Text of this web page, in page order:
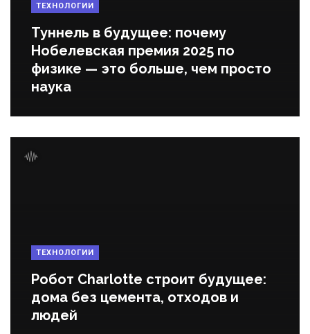
ТЕХНОЛОГИИ
Туннель в будущее: почему
Нобелевская премия 2025 по
физике — это больше, чем просто
наука
ТЕХНОЛОГИИ
Робот Charlotte строит будущее:
дома без цемента, отходов и
людей